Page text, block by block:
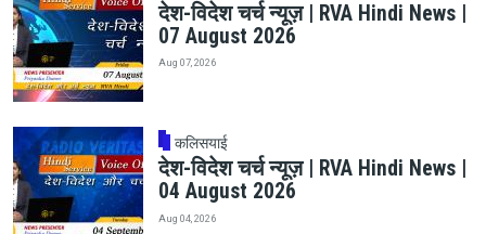
देश-विदेश चर्च न्यूज़ | RVA Hindi News |
07 August 2026
Aug 07, 2026
कलिसयाई
देश-विदेश चर्च न्यूज़ | RVA Hindi News |
04 August 2026
Aug 04, 2026